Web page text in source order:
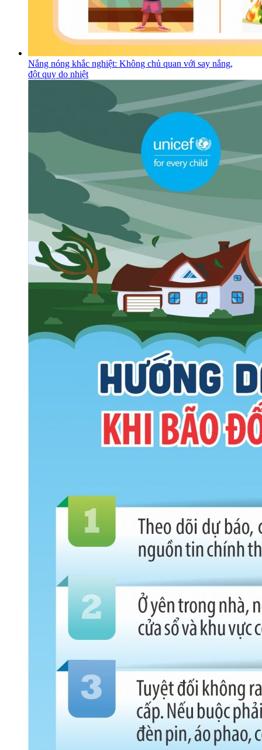
Nắng nóng khắc nghiệt: Không chủ quan với say nắng,
đột quỵ do nhiệt